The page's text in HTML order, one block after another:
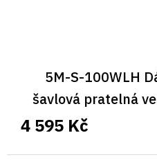
5M-S-100WLH
šavlová pratelná
4 595 Kč